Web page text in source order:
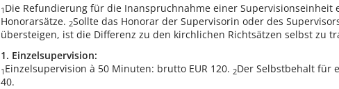
1 Die Refundierung für die Inanspruchnahme einer Supervisionseinheit
Honorarsätze. 2Sollte das Honorar der Supervisorin oder des
übersteigen, ist die Differenz zu den kirchlichen Richtsätzen selbst zu
1. Einzelsupervision:
1 Einzelsupervision à 50 Minuten: brutto EUR 120. 2Der Selbstbehalt für
40.